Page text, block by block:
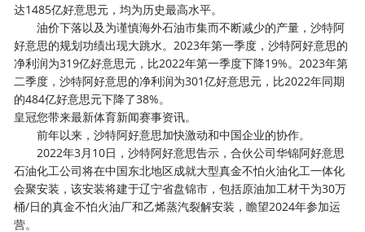
达1485亿好意思元，均为历史最高水平。
油价下落以及为谨慎海外石油市集而不断减少的产量，沙特阿
好意思的规划功绩出现大跳水。2023年第一季度，沙特阿好意思的
净利润为319亿好意思元，比2022年第一季度下降19%。2023年第
二季度，沙特阿好意思的净利润为301亿好意思元，比2022年同期
的484亿好意思元下降了38%。
皇冠您带来最新体育新闻赛事资讯。
前年以来，沙特阿好意思加快激动和中国企业的协作。
2022年3月10日，沙特阿好意思告示，合伙公司华锦阿好意思
石油化工公司将在中国东北地区成就大型真金不怕火油化工一体化
会聚安装，该安装将建于辽宁省盘锦市，包括原油加工材干为30万
桶/日的真金不怕火油厂和乙烯蒸汽裂解安装，瞻望2024年参加运
营。